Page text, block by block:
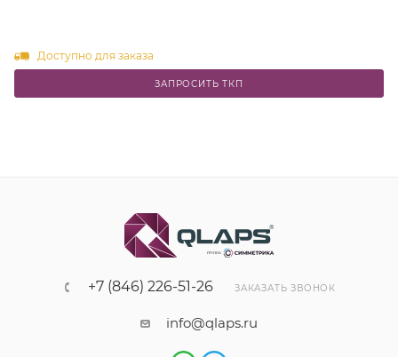
Доступно для заказа
ЗАПРОСИТЬ ТКП
+7 (846) 226-51-26 ЗАКАЗАТЬ ЗВОНОК
info@qlaps.ru